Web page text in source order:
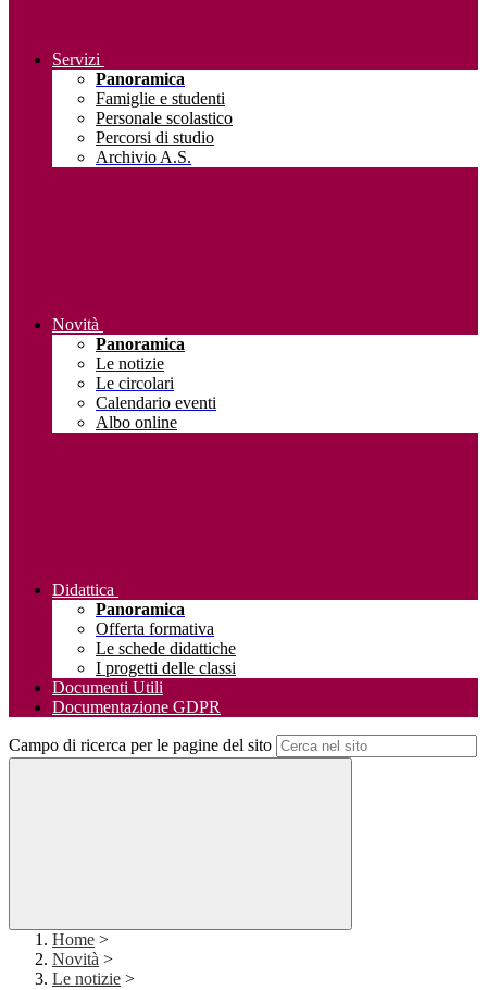
Servizi
Panoramica
Famiglie e studenti
Personale scolastico
Percorsi di studio
Archivio A.S.
Novità
Panoramica
Le notizie
Le circolari
Calendario eventi
Albo online
Didattica
Panoramica
Offerta formativa
Le schede didattiche
I progetti delle classi
Documenti Utili
Documentazione GDPR
Campo di ricerca per le pagine del sito
Home >
Novità >
Le notizie >